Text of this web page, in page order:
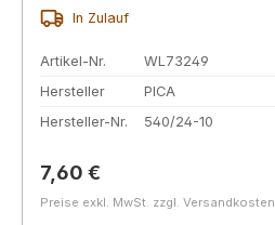
In Zulauf
Artikel-Nr.
WL73249
Hersteller
PICA
Hersteller-Nr.
540/24-10
Regulärer Preis:
7,60 €
Preise exkl. MwSt. zzgl. Versandkosten